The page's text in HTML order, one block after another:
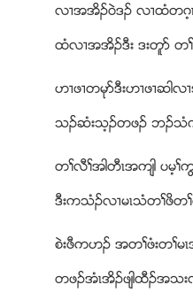
လ႕အအိဥ၀ဲဒဥ လ႕ထံတဂ့
ထံလ႕အအိဥဒီး ဒးတူဏ တ
ဟ႕ဖ႕တမုဏဒီးဟ႕ဖ႕ဆ
သဥဆံးသ့ဥတဖဥ ဘဥသံကြံဏ
တႈလီႈအါတီၚအက်ါ ပမ့ႈက
ဒီးကသံဥလ႕မၚသံတႈဖိတ
စဲးဖီကဟဥ အတႈဖံးတႈ
တဖဥအံၚအိဥဖ်ါထီဥအသး